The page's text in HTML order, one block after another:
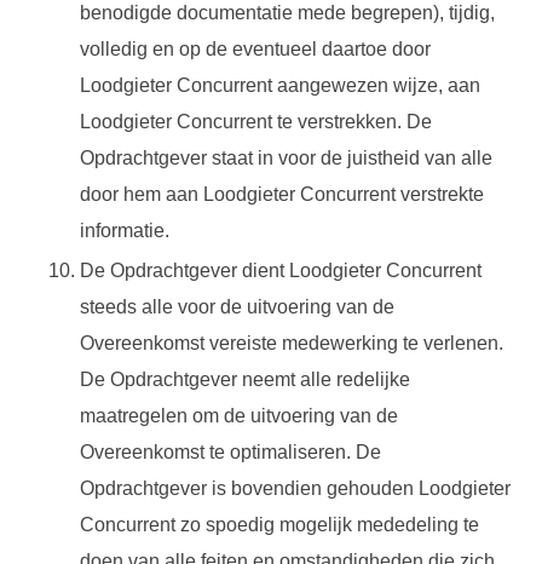
benodigde documentatie mede begrepen), tijdig,
volledig en op de eventueel daartoe door
Loodgieter Concurrent aangewezen wijze, aan
Loodgieter Concurrent te verstrekken. De
Opdrachtgever staat in voor de juistheid van alle
door hem aan Loodgieter Concurrent verstrekte
informatie.
De Opdrachtgever dient Loodgieter Concurrent
steeds alle voor de uitvoering van de
Overeenkomst vereiste medewerking te verlenen.
De Opdrachtgever neemt alle redelijke
maatregelen om de uitvoering van de
Overeenkomst te optimaliseren. De
Opdrachtgever is bovendien gehouden Loodgieter
Concurrent zo spoedig mogelijk mededeling te